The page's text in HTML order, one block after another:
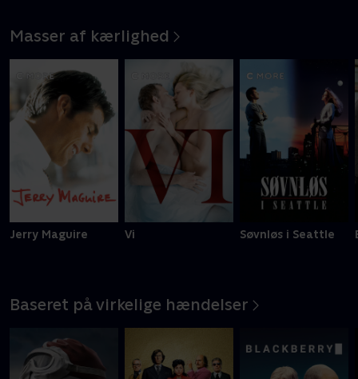
Masser af kærlighed
Jerry Maguire Vi Søvnløs i Seattle
Baseret på virkelige hændelser